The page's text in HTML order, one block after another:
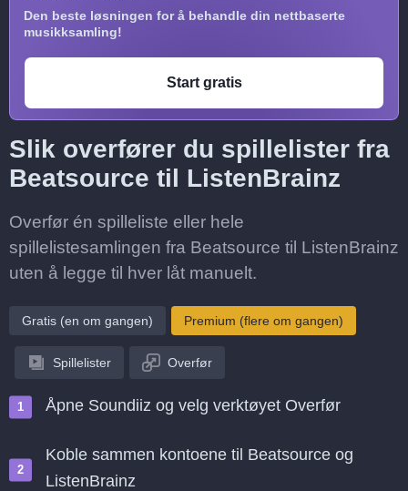
Den beste løsningen for å behandle din nettbaserte
musikksamling!
Start gratis
Slik overfører du spillelister fra
Beatsource til ListenBrainz
Overfør én spilleliste eller hele
spillelistesamlingen fra Beatsource til ListenBrainz
uten å legge til hver låt manuelt.
Gratis (en om gangen) Premium (flere om gangen)
Spillelister Overfør
Åpne Soundiiz og velg verktøyet Overfør
Koble sammen kontoene til Beatsource og
ListenBrainz